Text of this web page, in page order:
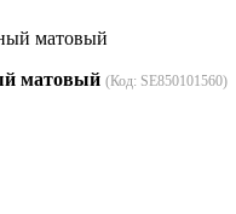
матовый
матовый (Код: SE850101560)